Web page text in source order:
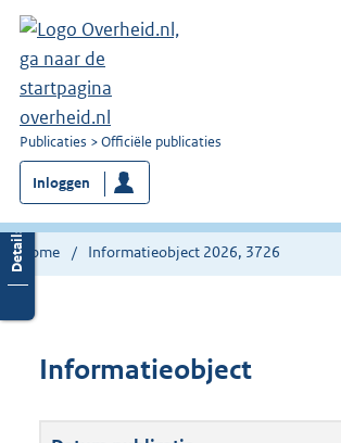
U
bent
nu
hier:
Publicaties Officiële publicaties
Inloggen
Home Informatieobject 2026, 3726
Informatieobject